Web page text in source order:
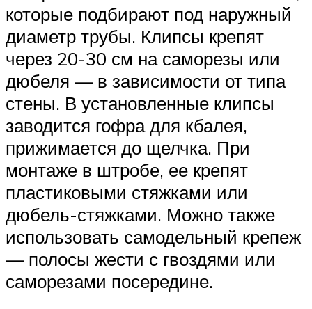
которые подбирают под наружный
диаметр трубы. Клипсы крепят
через 20-30 см на саморезы или
дюбеля — в зависимости от типа
стены. В установленные клипсы
заводится гофра для кбалея,
прижимается до щелчка. При
монтаже в штробе, ее крепят
пластиковыми стяжками или
дюбель-стяжками. Можно также
использовать самодельный крепеж
— полосы жести с гвоздями или
саморезами посередине.